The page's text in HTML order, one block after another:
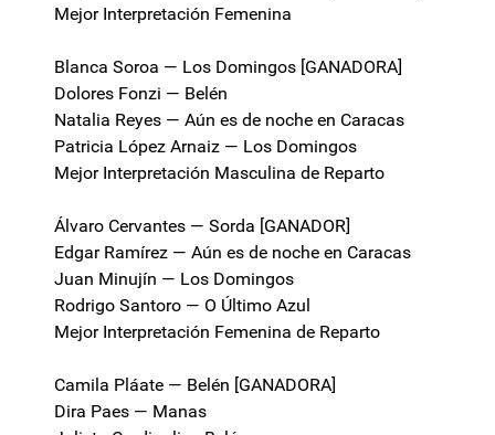
Mejor Interpretación Femenina
Blanca Soroa — Los Domingos [GANADORA]
Dolores Fonzi — Belén
Natalia Reyes — Aún es de noche en Caracas
Patricia López Arnaiz — Los Domingos
Mejor Interpretación Masculina de Reparto
Álvaro Cervantes — Sorda [GANADOR]
Edgar Ramírez — Aún es de noche en Caracas
Juan Minujín — Los Domingos
Rodrigo Santoro — O Último Azul
Mejor Interpretación Femenina de Reparto
Camila Pláate — Belén [GANADORA]
Dira Paes — Manas